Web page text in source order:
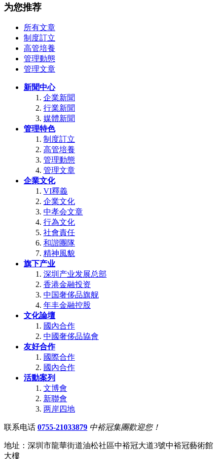
为您推荐
所有文章
制度訂立
高管培養
管理動態
管理文章
新聞中心
企業新聞
行業新聞
媒體新聞
管理特色
制度訂立
高管培養
管理動態
管理文章
企業文化
VI釋義
企業文化
中孝会文章
行為文化
社會責任
和諧團隊
精神風貌
旗下产业
深圳产业发展总部
香港金融投资
中国奢侈品旗舰
年丰金融控股
文化論壇
國內合作
中國奢侈品協會
友好合作
國際合作
國內合作
活動案列
文博會
新聯會
两岸四地
联系电话 0755-21033879 中裕冠集團歡迎您！
地址：深圳市龍華街道油松社區中裕冠大道3號中裕冠藝術館
大樓